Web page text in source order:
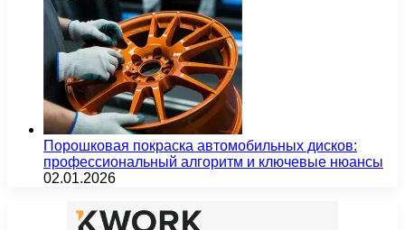
Порошковая покраска автомобильных дисков:
профессиональный алгоритм и ключевые нюансы
02.01.2026